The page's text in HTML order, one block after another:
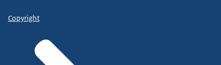
Copyright